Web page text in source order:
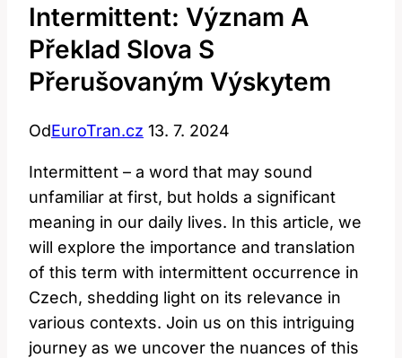
Intermittent: Význam A
Překlad Slova S
Přerušovaným Výskytem
OdEuroTran.cz 13. 7. 2024
Intermittent – a word that may sound
unfamiliar at first, but holds a significant
meaning in our daily lives. In this article, we
will explore the importance and translation
of this term with intermittent occurrence in
Czech, shedding light on its relevance in
various contexts. Join us on this intriguing
journey as we uncover the nuances of this